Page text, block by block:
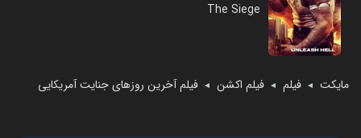
مایکت ◄ فیلم ◄ فیلم اکشن ◄ فیلم آخرین روزهای جنایت آمریکایی
The Siege